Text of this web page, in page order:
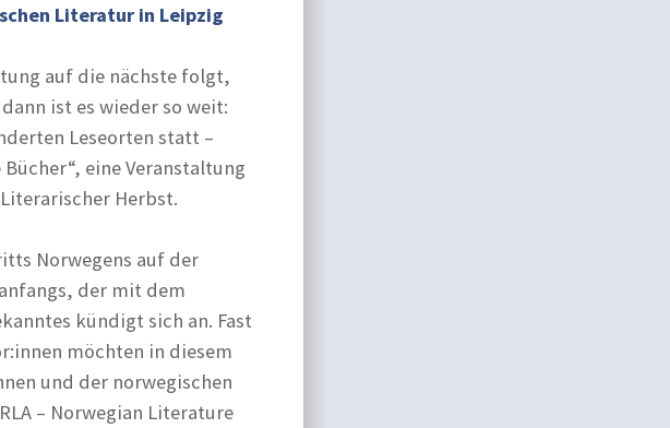
Literatur in Leipzig
auf die nächste folgt,
ist es wieder so weit:
Leseorten statt –
eine Veranstaltung
Herbst.
Norwegens auf der
der mit dem
kündigt sich an. Fast
möchten in diesem
und der norwegischen
– Norwegian Literature